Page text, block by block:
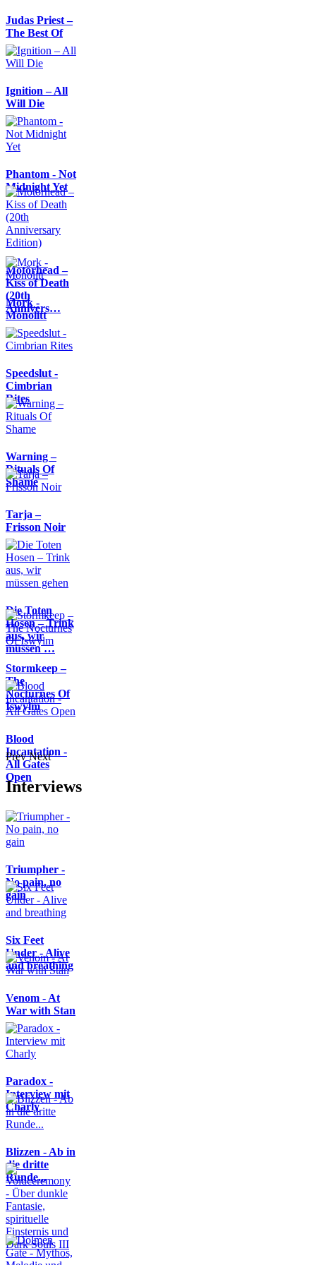
Judas Priest –
The Best Of
Ignition – All
Will Die
Phantom - Not
Midnight Yet
Motörhead –
Kiss of Death
(20th
Annivers…
Mork -
Monolitt
Speedslut -
Cimbrian
Rites
Warning –
Rituals Of
Shame
Tarja –
Frisson Noir
Die Toten
Hosen – Trink
aus, wir
müssen …
Stormkeep –
The
Nocturnes Of
Iswylm
Blood
Incantation -
All Gates
Open
Prev Next
Interviews
Triumpher -
No pain, no
gain
Six Feet
Under - Alive
and breathing
Venom - At
War with Stan
Paradox -
Interview mit
Charly
Blizzen - Ab in
die dritte
Runde...